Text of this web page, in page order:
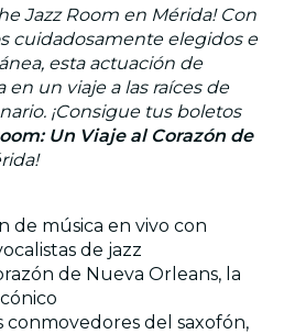
Jazz Room en Mérida! Con
cuidadosamente elegidos e
esta actuación de
en un viaje a las raíces de
¡Consigue tus boletos
Un Viaje al Corazón de
de música en vivo con
de jazz
de Nueva Orleans, la
conmovedores del saxofón,